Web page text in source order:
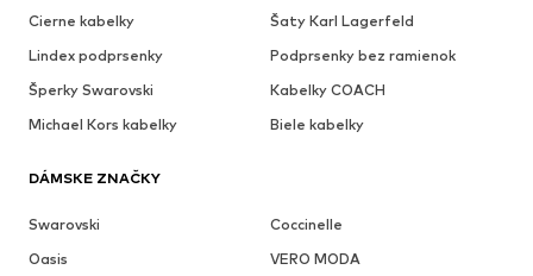
Cierne kabelky
Šaty Karl Lagerfeld
Lindex podprsenky
Podprsenky bez ramienok
Šperky Swarovski
Kabelky COACH
Michael Kors kabelky
Biele kabelky
DÁMSKE ZNAČKY
Swarovski
Coccinelle
Oasis
VERO MODA